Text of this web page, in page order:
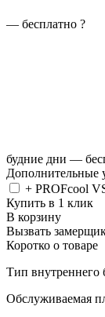
— бесплатно ?
будние дни —
Дополнительные
+ PROFcool
Купить в 1 клик
В корзину
Вызвать
Коротко о товаре
Тип внутреннего
Обслуживаемая